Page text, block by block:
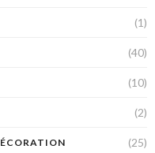
(1)
(40)
(10)
(2)
(25)